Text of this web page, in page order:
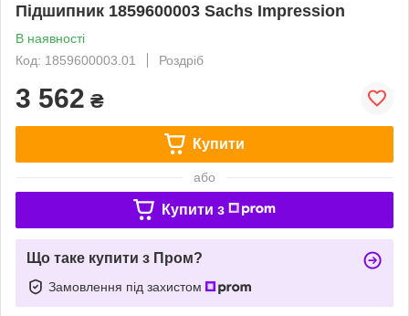
Підшипник 1859600003 Sachs Impression
В наявності
Код: 1859600003.01
Роздріб
3 562 ₴
Купити
або
Купити з
Що таке купити з Пром?
Замовлення під захистом